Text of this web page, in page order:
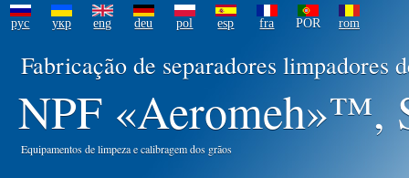
рус укр eng deu pol esp fra POR rom
Fabricação de separadores limpadores
NPF «Aeromeh»™,
Equipamentos de limpeza e calibragem dos grãos